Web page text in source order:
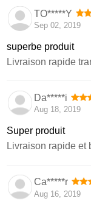
TO*****Y
Sep 02, 2019
superbe produit
Livraison rapide
Da*****i
Aug 18, 2019
Super produit
Livraison rapide et
Ca*****r
Aug 16, 2019